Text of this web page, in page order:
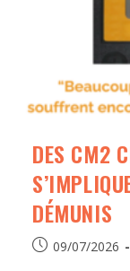
DES CM2
DÉMUNIS
09/07/2026